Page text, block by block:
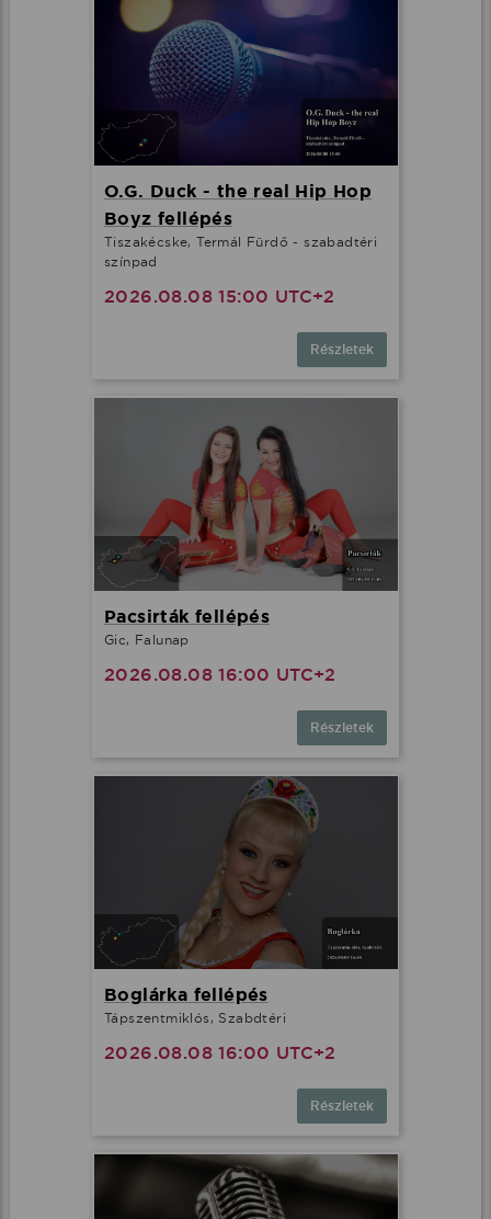
O.G. Duck - the real Hip Hop
Boyz fellépés
Tiszakécske, Termál Fürdő - szabadtéri
színpad
2026.08.08 15:00 UTC+2
Részletek
Pacsirták fellépés
Gic, Falunap
2026.08.08 16:00 UTC+2
Részletek
Boglárka fellépés
Tápszentmiklós, Szabdtéri
2026.08.08 16:00 UTC+2
Részletek